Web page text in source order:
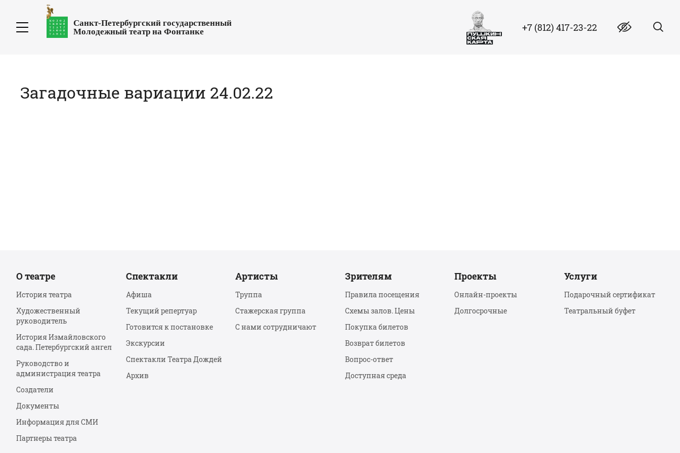
Санкт-Петербургский государственный
Молодежный театр на Фонтанке
+7 (812) 417-23-22
Загадочные вариации 24.02.22
О театре
История театра
Художественный
руководитель
История Измайловского
сада. Петербургский ангел
Руководство и
администрация театра
Создатели
Документы
Информация для СМИ
Партнеры театра
Спектакли
Афиша
Текущий репертуар
Готовится к постановке
Экскурсии
Спектакли Театра Дождей
Архив
Артисты
Труппа
Стажерская группа
С нами сотрудничают
Зрителям
Правила посещения
Схемы залов. Цены
Покупка билетов
Возврат билетов
Вопрос-ответ
Доступная среда
Проекты
Онлайн-проекты
Долгосрочные
Услуги
Подарочный сертификат
Театральный буфет